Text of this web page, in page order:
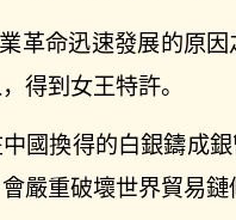
革命迅速發展的原
得到女王特許。
國換得的白銀鑄成
嚴重破壞世界貿易鏈